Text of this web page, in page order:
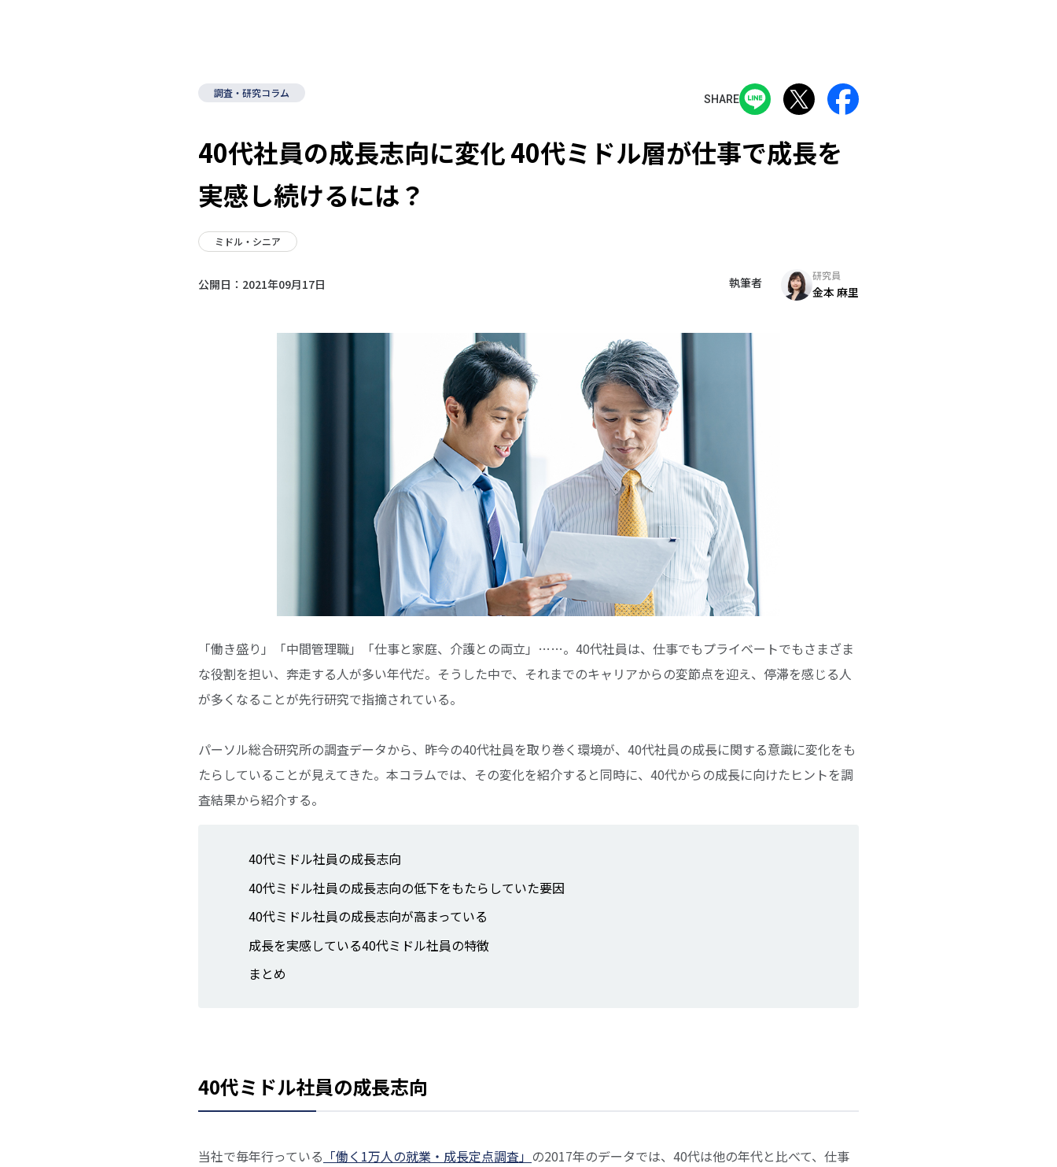
調査・研究コラム SHARE
40代社員の成長志向に変化 40代ミドル層が仕事で成長を
実感し続けるには？
ミドル・シニア
公開日： 2021年09月17日 執筆者 研究員
金本 麻里
「働き盛り」「中間管理職」「仕事と家庭、介護との両立」……。40代社員は、仕事でもプライベートでもさまざま
な役割を担い、奔走する人が多い年代だ。そうした中で、それまでのキャリアからの変節点を迎え、停滞を感じる人
が多くなることが先行研究で指摘されている。
パーソル総合研究所の調査データから、昨今の40代社員を取り巻く環境が、40代社員の成長に関する意識に変化をも
たらしていることが見えてきた。本コラムでは、その変化を紹介すると同時に、40代からの成長に向けたヒントを調
査結果から紹介する。
40代ミドル社員の成長志向
40代ミドル社員の成長志向の低下をもたらしていた要因
40代ミドル社員の成長志向が高まっている
成長を実感している40代ミドル社員の特徴
まとめ
40代ミドル社員の成長志向
当社で毎年行っている 「働く1万人の就業・成長定点調査」 の2017年のデータでは、40代は他の年代と比べて、仕事